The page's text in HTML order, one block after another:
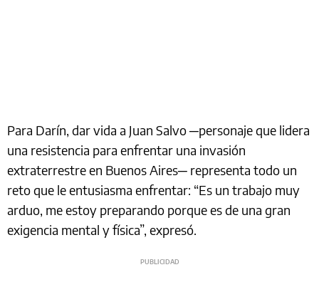
Para Darín, dar vida a Juan Salvo ─personaje que lidera
una resistencia para enfrentar una invasión
extraterrestre en Buenos Aires─ representa todo un
reto que le entusiasma enfrentar: “Es un trabajo muy
arduo, me estoy preparando porque es de una gran
exigencia mental y física”, expresó.